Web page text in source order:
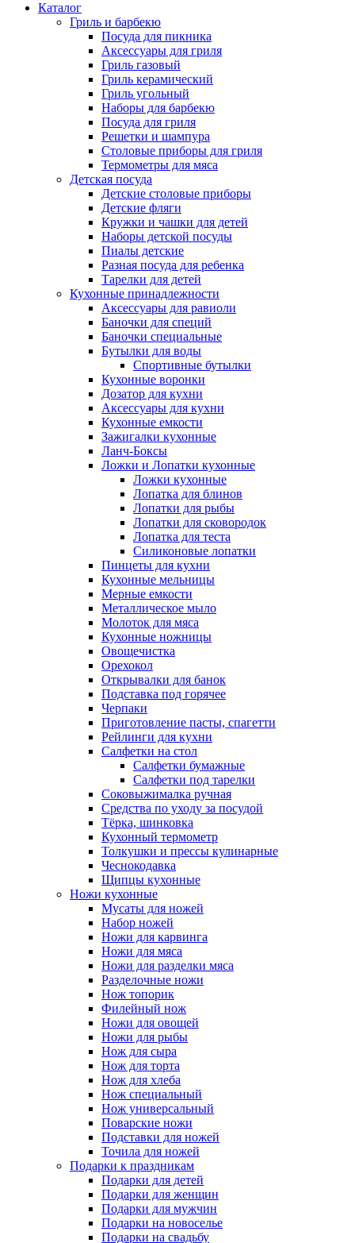
Каталог
Гриль и барбекю
Посуда для пикника
Аксессуары для гриля
Гриль газовый
Гриль керамический
Гриль угольный
Наборы для барбекю
Посуда для гриля
Решетки и шампура
Столовые приборы для гриля
Термометры для мяса
Детская посуда
Детские столовые приборы
Детские фляги
Кружки и чашки для детей
Наборы детской посуды
Пиалы детские
Разная посуда для ребенка
Тарелки для детей
Кухонные принадлежности
Аксессуары для равиоли
Баночки для специй
Баночки специальные
Бутылки для воды
Спортивные бутылки
Кухонные воронки
Дозатор для кухни
Аксессуары для кухни
Кухонные емкости
Зажигалки кухонные
Ланч-Боксы
Ложки и Лопатки кухонные
Ложки кухонные
Лопатка для блинов
Лопатки для рыбы
Лопатки для сковородок
Лопатка для теста
Силиконовые лопатки
Пинцеты для кухни
Кухонные мельницы
Мерные емкости
Металлическое мыло
Молоток для мяса
Кухонные ножницы
Овощечистка
Орехокол
Открывалки для банок
Подставка под горячее
Черпаки
Приготовление пасты, спагетти
Рейлинги для кухни
Салфетки на стол
Салфетки бумажные
Салфетки под тарелки
Соковыжималка ручная
Средства по уходу за посудой
Тëрка, шинковка
Кухонный термометр
Толкушки и прессы кулинарные
Чеснокодавка
Щипцы кухонные
Ножи кухонные
Мусаты для ножей
Набор ножей
Ножи для карвинга
Ножи для мяса
Ножи для разделки мяса
Разделочные ножи
Нож топорик
Филейный нож
Ножи для овощей
Ножи для рыбы
Нож для сыра
Нож для торта
Нож для хлеба
Нож специальный
Нож универсальный
Поварские ножи
Подставки для ножей
Точила для ножей
Подарки к праздникам
Подарки для детей
Подарки для женщин
Подарки для мужчин
Подарки на новоселье
Подарки на свадьбу